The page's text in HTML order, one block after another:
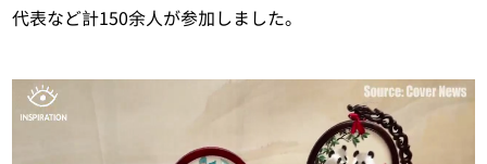
代表など計150余人が参加しました。